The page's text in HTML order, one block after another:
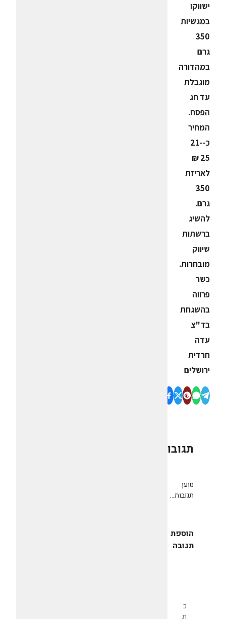
ישווקו
במגשיות
350
גרם
במהדורה
מוגבלת
עד חג
הפסח.
המחיר
כ-21-
25 ₪
לאריזת
350
גרם.
להשיג
ברשתות
שיווק
מובחרות.
כשר
פרווה
בהשגחת
בד"צ
עדה
חרדית
ירושלים
תגובות
טוען
תגובות...
הוספת
תגובה